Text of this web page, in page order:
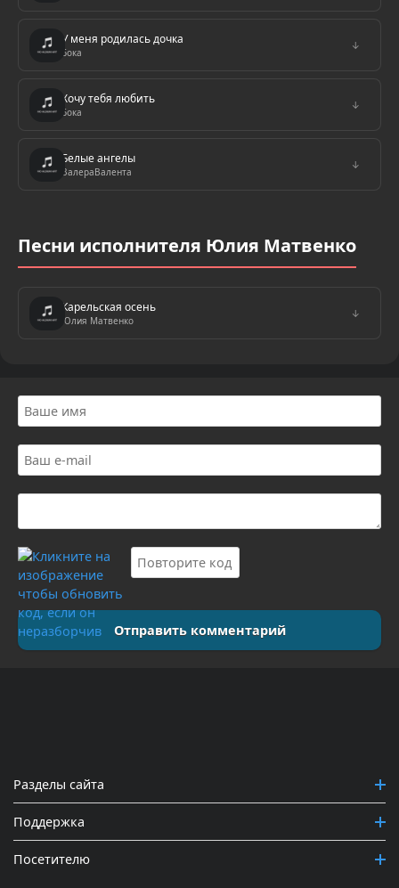
У меня родилась дочка
Бока
↓
Хочу тебя любить
Бока
↓
Белые ангелы
ВалераВалента
↓
Песни исполнителя Юлия Матвенко
Карельская осень
Юлия Матвенко
↓
Отправить комментарий
Разделы сайта
Поддержка
Посетителю